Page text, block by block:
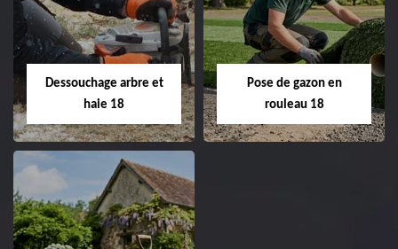
Entreprise taille de haie
18 Cher tel:
02.52.56.49.40
de pelouse 18
Entreprise tonte et
Cher tel: 02.52.56.49.40
Dessouchage arbre et
haie 18
Dessouchage arbre
Pose de gazon en
rouleau 18